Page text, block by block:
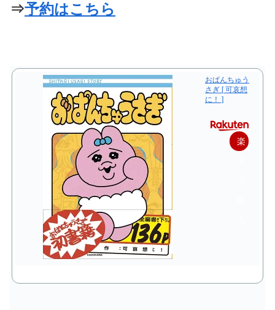
⇒予約はこちら
おぱんちゅう
さぎ [ 可哀想
に！ ]
楽